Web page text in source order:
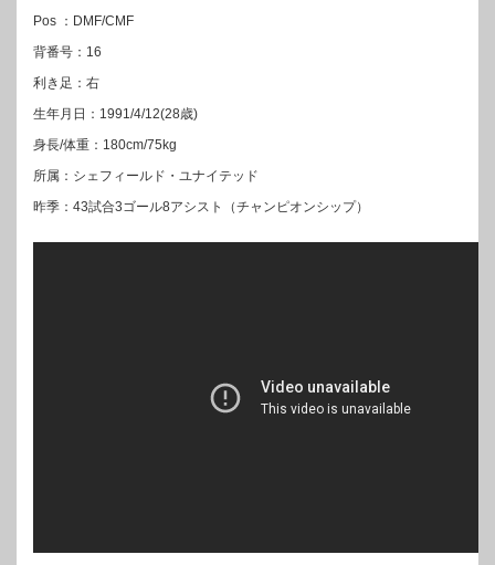
Pos ：DMF/CMF
背番号：16
利き足：右
生年月日：1991/4/12(28歳)
身長/体重：180cm/75kg
所属：シェフィールド・ユナイテッド
昨季：43試合3ゴール8アシスト（チャンピオンシップ）